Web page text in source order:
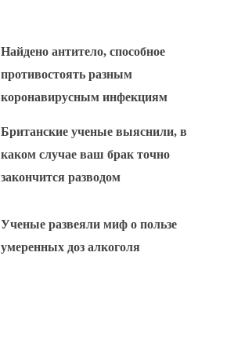
Найдено антитело, способное
противостоять разным
коронавирусным инфекциям
Британские ученые выяснили, в
каком случае ваш брак точно
закончится разводом
Ученые развеяли миф о пользе
умеренных доз алкоголя